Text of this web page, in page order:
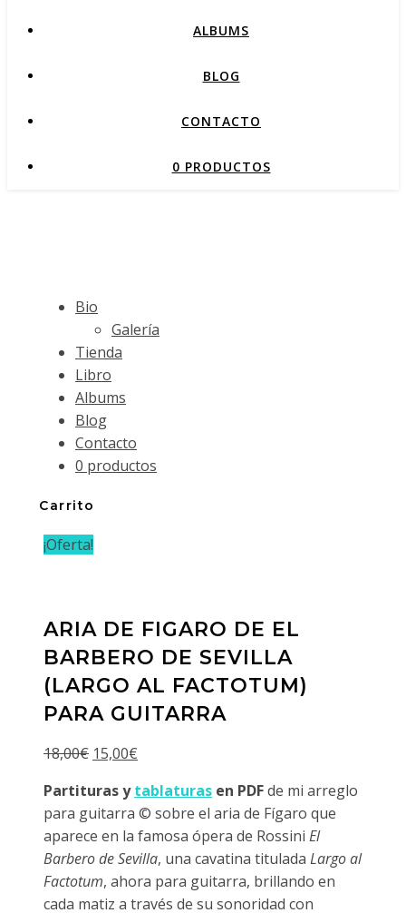
ALBUMS
BLOG
CONTACTO
0 PRODUCTOS
Bio
Galería
Tienda
Libro
Albums
Blog
Contacto
0 productos
Carrito
¡Oferta!
ARIA DE FIGARO DE EL
BARBERO DE SEVILLA
(LARGO AL FACTOTUM)
PARA GUITARRA
18,00€ El
original
era:
18,00€.
15,00€
actual
es:
15,00€.
Partituras ytablaturas en PDFde mi arreglo
para guitarra © sobre el aria de Fígaro que
aparece en la famosa ópera de Rossini El
Barbero de Sevilla, una cavatina titulada Largo al
Factotum, ahora para guitarra, brillando en
cada matiz a través de su sonoridad con